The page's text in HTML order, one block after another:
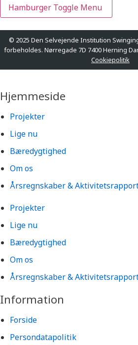
Hamburger Toggle Menu
© 2025 Den Selvejende Institution
forbeholdes. Nørregade 7D 7400 Herning
Cookiepolitik
Hjemmeside
Projekter
Lige nu
Bæredygtighed
Om os
Årsregnskaber &
Projekter
Lige nu
Bæredygtighed
Om os
Årsregnskaber &
Information
Forside
Persondatapolitik